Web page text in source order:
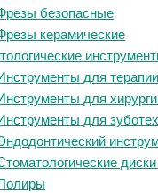
безопасные
керамические
для терапии
для
для
диски